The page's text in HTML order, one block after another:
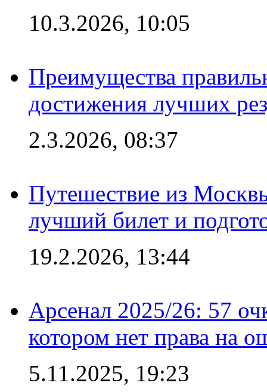
10.3.2026, 10:05
Преимущества
достижения лучших
2.3.2026, 08:37
Путешествие из
лучший билет и
19.2.2026, 13:44
Арсенал 2025/26: 57
котором нет права на
5.11.2025, 19:23